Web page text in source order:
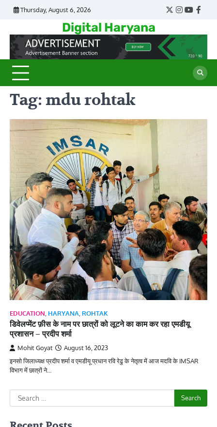
Skip
Thursday, August 6, 2026
Twitter
Instagram
Digital Haryana
Tag: mdu rohtak
EDUCATION HARYANA ROHTAK
डिवेलप्मेंट फ़ीस के नाम पर छात्रों को लूटने का काम कर रहा एमडीयू
प्रशासन – प्रदीप शर्मा
Mohit Goyat
August 16, 2023
इनसो जिलाध्यक्ष प्रदीप शर्मा व एमडीयू प्रधान रवि रेढु के नेतृत्व में आज मदवि के IMSAR
विभाग में छात्रों ने…
Search
for: